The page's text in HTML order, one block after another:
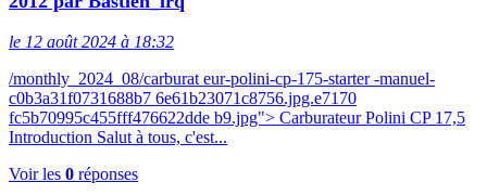
le 12 août 2024 à 18:32
/monthly_2024_08/carburat eur-polini-cp-175-starter -manuel-
c0b3a31f0731688b7 6e61b23071c8756.jpg.e7170
fc5b70995c455fff476622dde b9.jpg"> Carburateur Polini CP 17,5
Introduction Salut à tous, c'est...
Voir les 0 réponses